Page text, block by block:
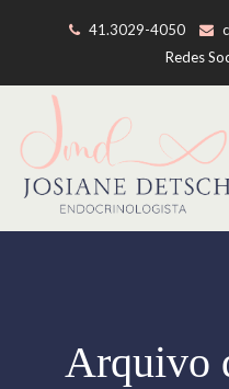
41.3029-4050
Redes
Arquivo